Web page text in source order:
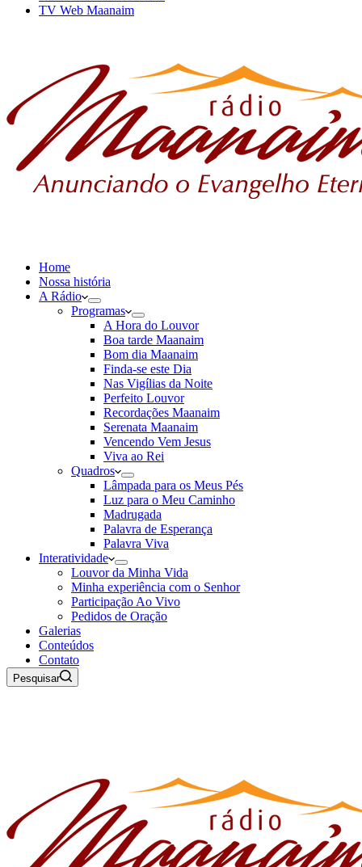
TV Web Maanaim
Home
Nossa história
A Rádio
Programas
A Hora do Louvor
Boa tarde Maanaim
Bom dia Maanaim
Finda-se este Dia
Nas Vigílias da Noite
Perfeito Louvor
Recordações Maanaim
Serenata Maanaim
Vencendo Vem Jesus
Viva ao Rei
Quadros
Lâmpada para os Meus Pés
Luz para o Meu Caminho
Madrugada
Palavra de Esperança
Palavra Viva
Interatividade
Louvor da Minha Vida
Minha experiência com o Senhor
Participação Ao Vivo
Pedidos de Oração
Galerias
Conteúdos
Contato
Pesquisar